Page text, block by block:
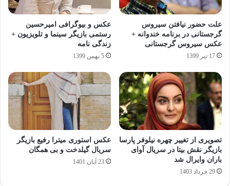
علت حضور نیافتن سیروس
گرجستانی در برنامه خندوانه +
عکس سیروس گرجستانی
17 تیر 1399
عکس و بیوگرافی امیرحسین
رستمی بازیگر سینما و تلویزیون +
زندگی نامه
5 بهمن 1399
تصویری از تغییر چهره نیلوفر پارسا
بازیگر نقش بیتا در سریال آوای
باران وایرال شد
29 خرداد 1403
عکس استوری میترا رفیع بازیگر
سریال گیلدخت و بی همگان
23 آبان 1401